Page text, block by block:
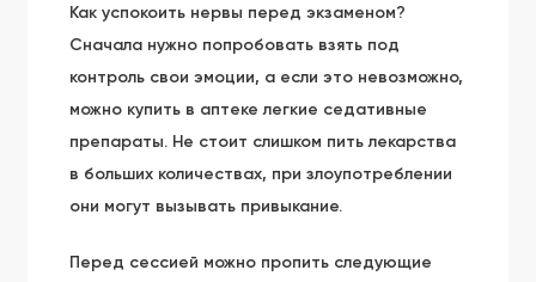
Как успокоить нервы перед экзаменом?
Сначала нужно попробовать взять под
контроль свои эмоции, а если это невозможно,
можно купить в аптеке легкие седативные
препараты. Не стоит слишком пить лекарства
в больших количествах, при злоупотреблении
они могут вызывать привыкание.
Перед сессией можно пропить следующие